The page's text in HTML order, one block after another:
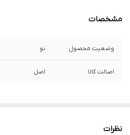
مشخصات
وضعیت محصول نو
اصالت کالا اصل
نظرات